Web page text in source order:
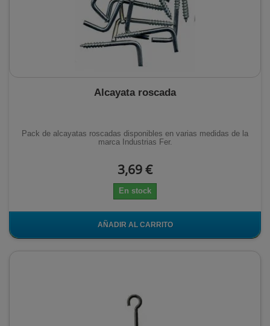
Alcayata roscada
Pack de alcayatas roscadas disponibles en varias medidas de la
marca Industrias Fer.
3,69 €
En stock
AÑADIR AL CARRITO